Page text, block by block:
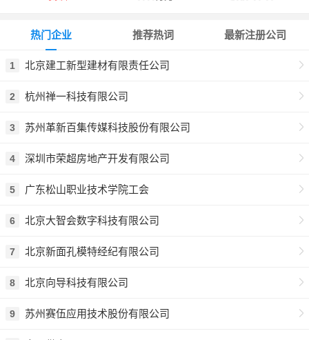
热门企业
1 北京建工新型建材有限责任公司
2 杭州禅一科技有限公司
3 苏州革新百集传媒科技股份有限公司
4 深圳市荣超房地产开发有限公司
5 广东松山职业技术学院工会
6 北京大智会数字科技有限公司
7 北京新面孔模特经纪有限公司
8 北京向导科技有限公司
9 苏州赛伍应用技术股份有限公司
推荐热词 最新注册公司